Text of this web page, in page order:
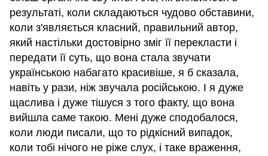
результаті, коли складаються чудово обставини,
коли з'являється класний, правильний автор,
який настільки достовірно зміг її перекласти і
передати її суть, що вона стала звучати
українською набагато красивіше, я б сказала,
навіть у рази, ніж звучала російською. І я дуже
щаслива і дуже тішуся з того факту, що вона
вийшла саме такою. Мені дуже сподобалося,
коли люди писали, що то рідкісний випадок,
коли тобі нічого не ріже слух, і таке враження,